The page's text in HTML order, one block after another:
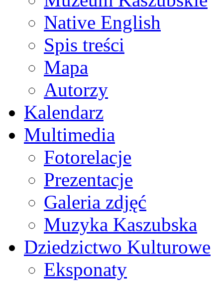
Native English
Spis treści
Mapa
Autorzy
Kalendarz
Multimedia
Fotorelacje
Prezentacje
Galeria zdjęć
Muzyka Kaszubska
Dziedzictwo Kulturowe
Eksponaty